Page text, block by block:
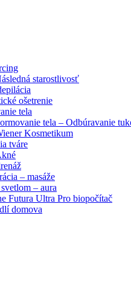
starostlivosť
ošetrenie
tela
tela – Odbúravanie
Kosmetikum
tváre
– masáže
– aura
Futura Ultra Pro biopočítač
domova